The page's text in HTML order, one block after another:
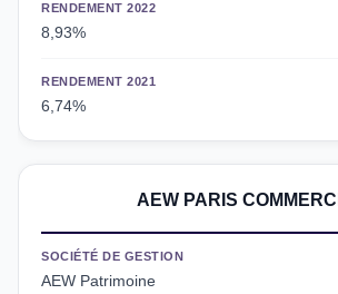
RENDEMENT 2022
8,93%
RENDEMENT 2021
6,74%
AEW PARIS
SOCIÉTÉ DE GESTION
AEW Patrimoine